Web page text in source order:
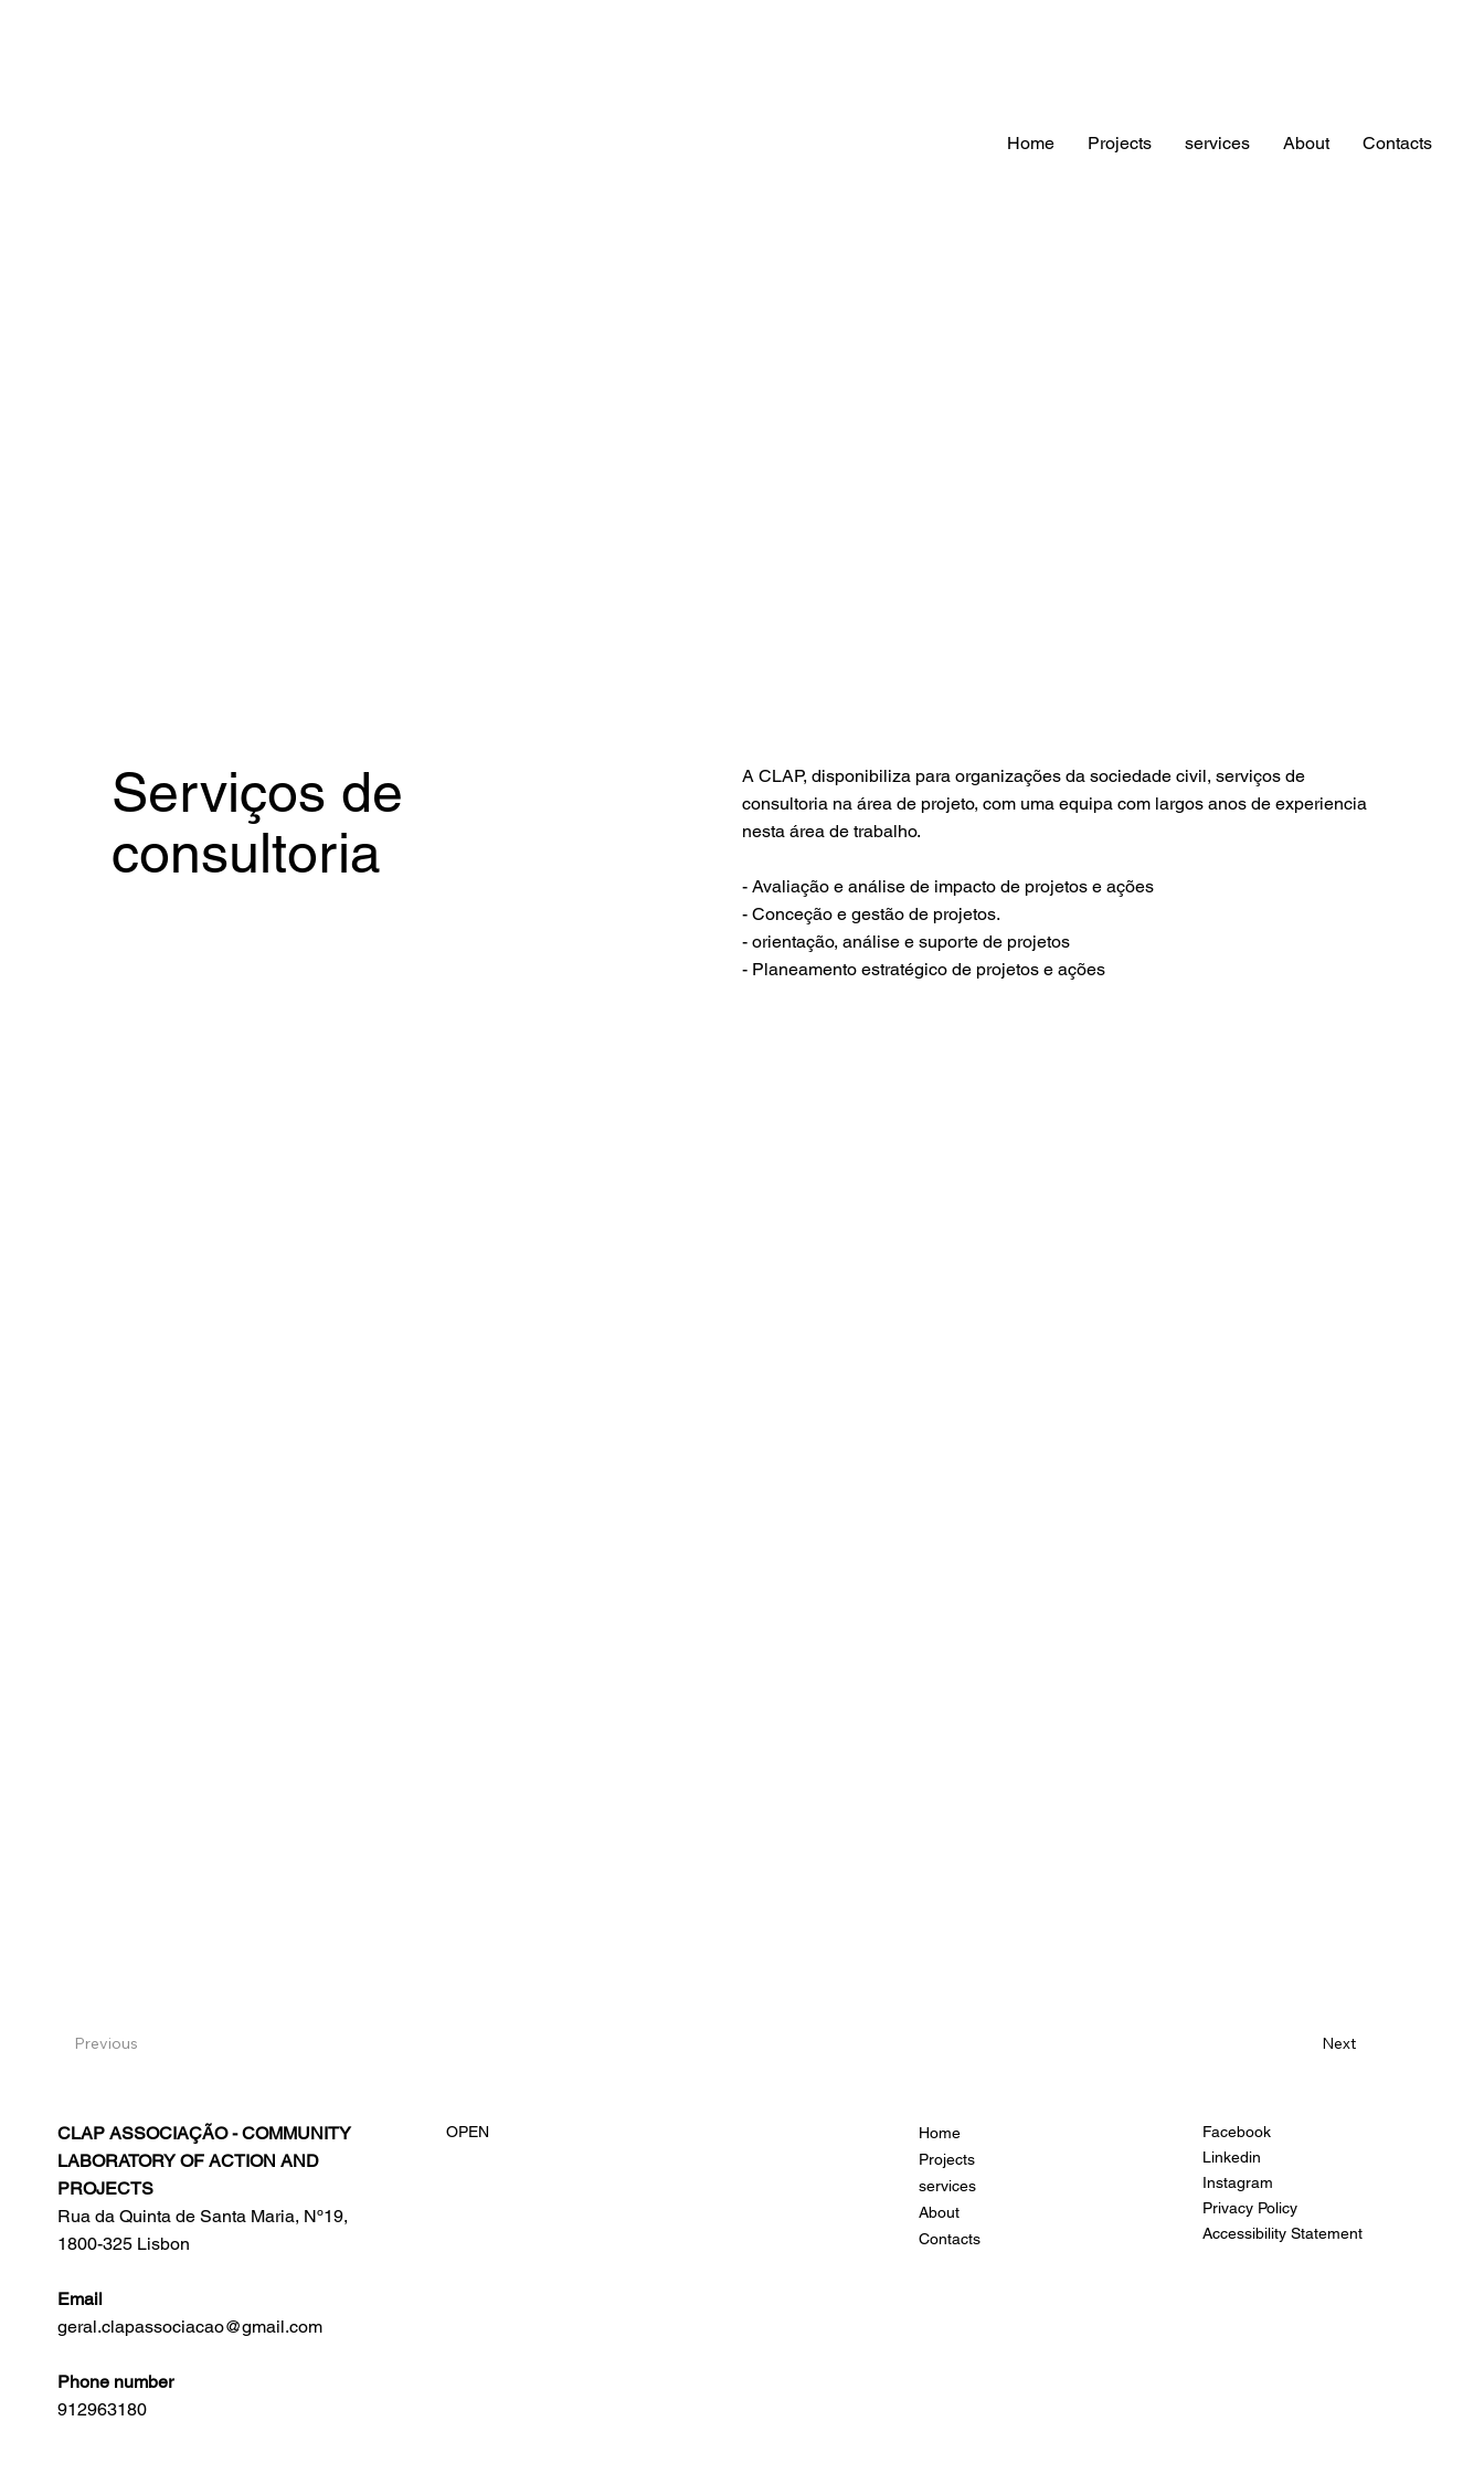
Home Projects services About Contacts
Serviços de
consultoria
A CLAP, disponibiliza para organizações da sociedade civil, serviços de
consultoria na área de projeto, com uma equipa com largos anos de experiencia
nesta área de trabalho.
- Avaliação e análise de impacto de projetos e ações
- Conceção e gestão de projetos.
- orientação, análise e suporte de projetos
- Planeamento estratégico de projetos e ações
Previous Next
CLAP ASSOCIAÇÃO - COMMUNITY
LABORATORY OF ACTION AND
PROJECTS
Rua da Quinta de Santa Maria, Nº19,
1800-325 Lisbon
Email
geral.clapassociacao@gmail.com
Phone number
912963180
OPEN
Home
Projects
services
About
Contacts
Facebook
Linkedin
Instagram
Privacy Policy
Accessibility Statement